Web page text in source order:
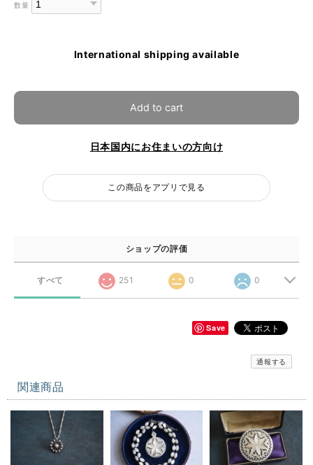
数量
International shipping available
Add to cart
日本国内にお住まいの方向け
この商品をアプリで見る
ショップの評価
すべて 251 0 0
Save
通報する
関連商品